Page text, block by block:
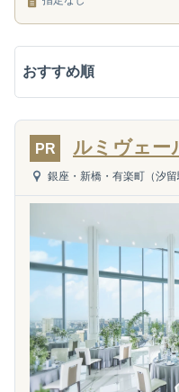
PR ルミヴェー
銀座・新橋・有楽町（汐留